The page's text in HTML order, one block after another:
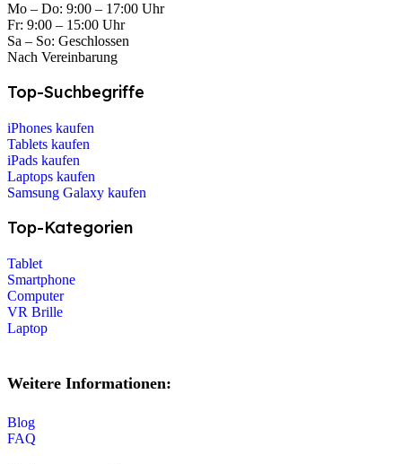
Mo – Do: 9:00 – 17:00 Uhr
Fr: 9:00 – 15:00 Uhr
Sa – So: Geschlossen
Nach Vereinbarung
Top-Suchbegriffe
iPhones kaufen
Tablets kaufen
iPads kaufen
Laptops kaufen
Samsung Galaxy kaufen
Top-Kategorien
Tablet
Smartphone
Computer
VR Brille
Laptop
Weitere Informationen:
Blog
FAQ